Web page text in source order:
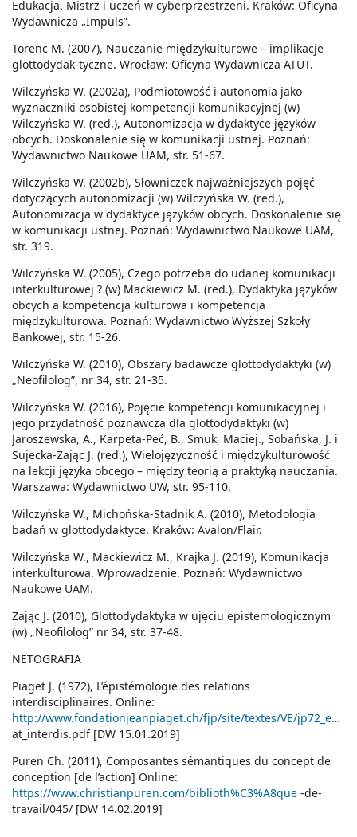
Edukacja. Mistrz i uczeń w cyberprzestrzeni. Kraków: Oficyna
Wydawnicza „Impuls”.
Torenc M. (2007), Nauczanie międzykulturowe – implikacje
glottodydak-tyczne. Wrocław: Oficyna Wydawnicza ATUT.
Wilczyńska W. (2002a), Podmiotowość i autonomia jako
wyznaczniki osobistej kompetencji komunikacyjnej (w)
Wilczyńska W. (red.), Autonomizacja w dydaktyce języków
obcych. Doskonalenie się w komunikacji ustnej. Poznań:
Wydawnictwo Naukowe UAM, str. 51-67.
Wilczyńska W. (2002b), Słowniczek najważniejszych pojęć
dotyczących autonomizacji (w) Wilczyńska W. (red.),
Autonomizacja w dydaktyce języków obcych. Doskonalenie się
w komunikacji ustnej. Poznań: Wydawnictwo Naukowe UAM,
str. 319.
Wilczyńska W. (2005), Czego potrzeba do udanej komunikacji
interkulturowej ? (w) Mackiewicz M. (red.), Dydaktyka języków
obcych a kompetencja kulturowa i kompetencja
międzykulturowa. Poznań: Wydawnictwo Wyższej Szkoły
Bankowej, str. 15-26.
Wilczyńska W. (2010), Obszary badawcze glottodydaktyki (w)
„Neofilolog”, nr 34, str. 21-35.
Wilczyńska W. (2016), Pojęcie kompetencji komunikacyjnej i
jego przydatność poznawcza dla glottodydaktyki (w)
Jaroszewska, A., Karpeta-Peć, B., Smuk, Maciej., Sobańska, J. i
Sujecka-Zając J. (red.), Wielojęzyczność i międzykulturowość
na lekcji języka obcego – między teorią a praktyką nauczania.
Warszawa: Wydawnictwo UW, str. 95-110.
Wilczyńska W., Michońska-Stadnik A. (2010), Metodologia
badań w glottodydaktyce. Kraków: Avalon/Flair.
Wilczyńska W., Mackiewicz M., Krajka J. (2019), Komunikacja
interkulturowa. Wprowadzenie. Poznań: Wydawnictwo
Naukowe UAM.
Zając J. (2010), Glottodydaktyka w ujęciu epistemologicznym
(w) „Neofilolog” nr 34, str. 37-48.
NETOGRAFIA
Piaget J. (1972), L’épistémologie des relations
interdisciplinaires. Online:
http://www.fondationjeanpiaget.ch/fjp/site/textes/VE/jp72_epist_rel
at_interdis.pdf [DW 15.01.2019]
Puren Ch. (2011), Composantes sémantiques du concept de
conception [de l’action] Online:
https://www.christianpuren.com/biblioth%C3%A8que -de-
travail/045/ [DW 14.02.2019]